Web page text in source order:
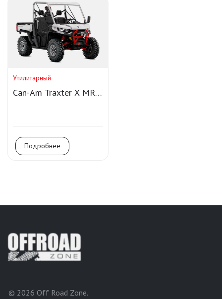
Утилитарный
Can-Am Traxter X MR
Подробнее
© 2026 Off Road Zone.